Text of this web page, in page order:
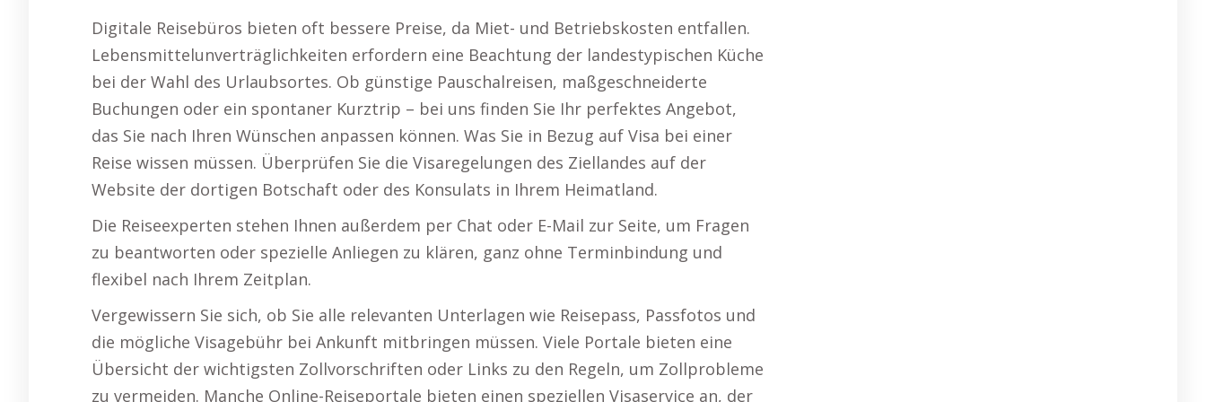
Digitale Reisebüros bieten oft bessere Preise, da Miet- und Betriebskosten entfallen.
Lebensmittelunverträglichkeiten erfordern eine Beachtung der landestypischen Küche
bei der Wahl des Urlaubsortes. Ob günstige Pauschalreisen, maßgeschneiderte
Buchungen oder ein spontaner Kurztrip – bei uns finden Sie Ihr perfektes Angebot,
das Sie nach Ihren Wünschen anpassen können. Was Sie in Bezug auf Visa bei einer
Reise wissen müssen. Überprüfen Sie die Visaregelungen des Ziellandes auf der
Website der dortigen Botschaft oder des Konsulats in Ihrem Heimatland.
Die Reiseexperten stehen Ihnen außerdem per Chat oder E-Mail zur Seite, um Fragen
zu beantworten oder spezielle Anliegen zu klären, ganz ohne Terminbindung und
flexibel nach Ihrem Zeitplan.
Vergewissern Sie sich, ob Sie alle relevanten Unterlagen wie Reisepass, Passfotos und
die mögliche Visagebühr bei Ankunft mitbringen müssen. Viele Portale bieten eine
Übersicht der wichtigsten Zollvorschriften oder Links zu den Regeln, um Zollprobleme
zu vermeiden. Manche Online-Reiseportale bieten einen speziellen Visaservice an, der